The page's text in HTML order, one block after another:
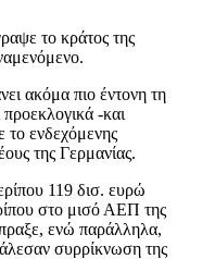
το κράτος της
ακόμα πιο έντονη τη
-και
το ενδεχόμενης
της Γερμανίας.
119 δισ. ευρώ
στο μισό ΑΕΠ της
ενώ παράλληλα,
συρρίκνωση της